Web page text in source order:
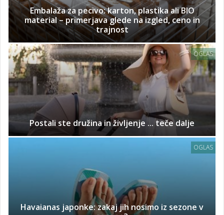
Embalaža za pecivo: karton, plastika ali BIO
material – primerjava glede na izgled, ceno in
trajnost
OGLAS
Postali ste družina in življenje ... teče dalje
OGLAS
Havaianas japonke: zakaj jih nosimo iz sezone v